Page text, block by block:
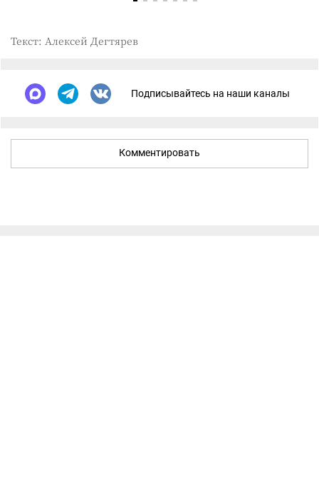
Текст: Алексей Дегтярев
Подписывайтесь на наши каналы
Комментировать